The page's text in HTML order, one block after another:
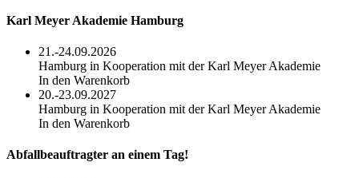
Karl Meyer Akademie Hamburg
21.-24.09.2026
Hamburg in Kooperation mit der Karl Meyer Akademie
In den Warenkorb
20.-23.09.2027
Hamburg in Kooperation mit der Karl Meyer Akademie
In den Warenkorb
Abfallbeauftragter an einem Tag!